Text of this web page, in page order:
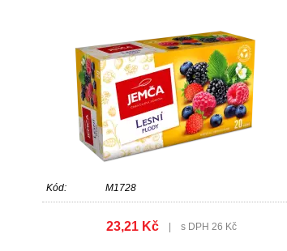
Kód: M1728
23,21 Kč s DPH 26 Kč